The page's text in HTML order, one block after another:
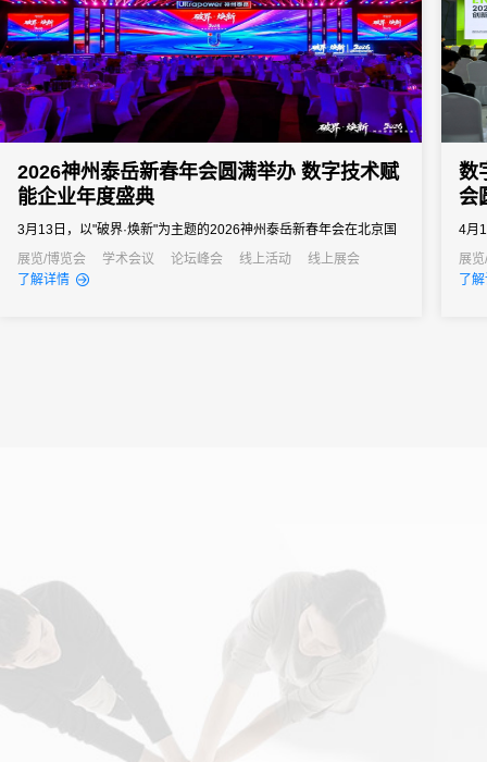
2026神州泰岳新春年会圆满举办 数字技术赋
能企业年度盛典
3月13日，以"破界·焕新"为主题的2026神州泰岳新春年会在北京国
家会议中心成功举办。来自全国的1600余名泰岳人齐聚一堂，回望
2025奋进征程，共启AI时代的战略新征程，以"破认知之界、破人效
展览/博览会 学术会议 论坛峰会 线上活动
线上展会
了解详情
数
会
4月
称
轻
展
了